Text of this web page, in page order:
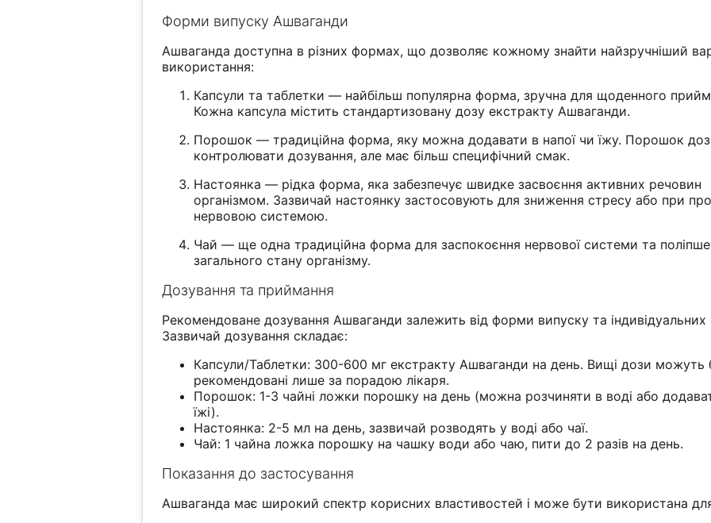
Форми випуску Ашваганди
Ашваганда доступна в різних формах, що дозволяє кожному знайти найзручніший
використання:
Капсули та таблетки — найбільш популярна форма, зручна для щоденного
Кожна капсула містить стандартизовану дозу екстракту Ашваганди.
Порошок — традиційна форма, яку можна додавати в напої чи їжу. Порошок
контролювати дозування, але має більш специфічний смак.
Настоянка — рідка форма, яка забезпечує швидке засвоєння активних речовин
організмом. Зазвичай настоянку застосовують для зниження стресу або при
нервовою системою.
Чай — ще одна традиційна форма для заспокоєння нервової системи та
загального стану організму.
Дозування та приймання
Рекомендоване дозування Ашваганди залежить від форми випуску та індивідуальних
Зазвичай дозування складає:
Капсули/Таблетки: 300-600 мг екстракту Ашваганди на день. Вищі дози можуть
рекомендовані лише за порадою лікаря.
Порошок: 1-3 чайні ложки порошку на день (можна розчиняти в воді або
їжі).
Настоянка: 2-5 мл на день, зазвичай розводять у воді або чаї.
Чай: 1 чайна ложка порошку на чашку води або чаю, пити до 2 разів на день.
Показання до застосування
Ашваганда має широкий спектр корисних властивостей і може бути використана